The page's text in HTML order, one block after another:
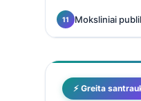
Moksliniai
⚡ Greita